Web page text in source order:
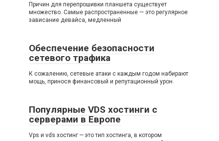
Причин для перепрошивки планшета существует
множество. Самые распространенные — это регулярное
зависание девайса, медленный
Обеспечение безопасности
сетевого трафика
К сожалению, сетевые атаки с каждым годом набирают
мощь, принося финансовый и репутационный урон.
Популярные VDS хостинги с
серверами в Европе
Vps и vds хостинг — это тип хостинга, в котором